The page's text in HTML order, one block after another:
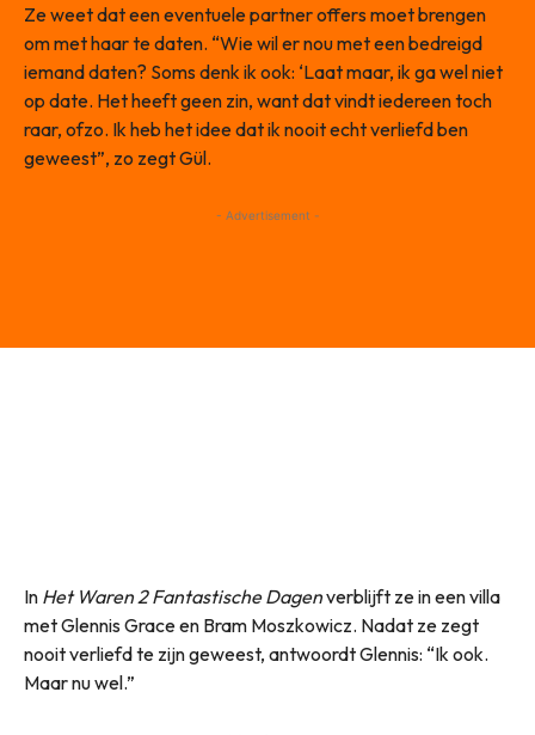
Ze weet dat een eventuele partner offers moet brengen
om met haar te daten. “Wie wil er nou met een bedreigd
iemand daten? Soms denk ik ook: ‘Laat maar, ik ga wel niet
op date. Het heeft geen zin, want dat vindt iedereen toch
raar, ofzo. Ik heb het idee dat ik nooit echt verliefd ben
geweest”, zo zegt Gül.
- Advertisement -
In Het Waren 2 Fantastische Dagenverblijft ze in een villa
met Glennis Grace en Bram Moszkowicz. Nadat ze zegt
nooit verliefd te zijn geweest, antwoordt Glennis: “Ik ook.
Maar nu wel.”